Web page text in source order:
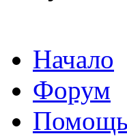
Начало
Форум
Помощь